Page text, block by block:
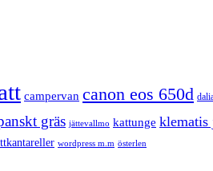
campervan canon eos 650d
gräs jättevallmo kattunge klematis
wordpress m.m österlen